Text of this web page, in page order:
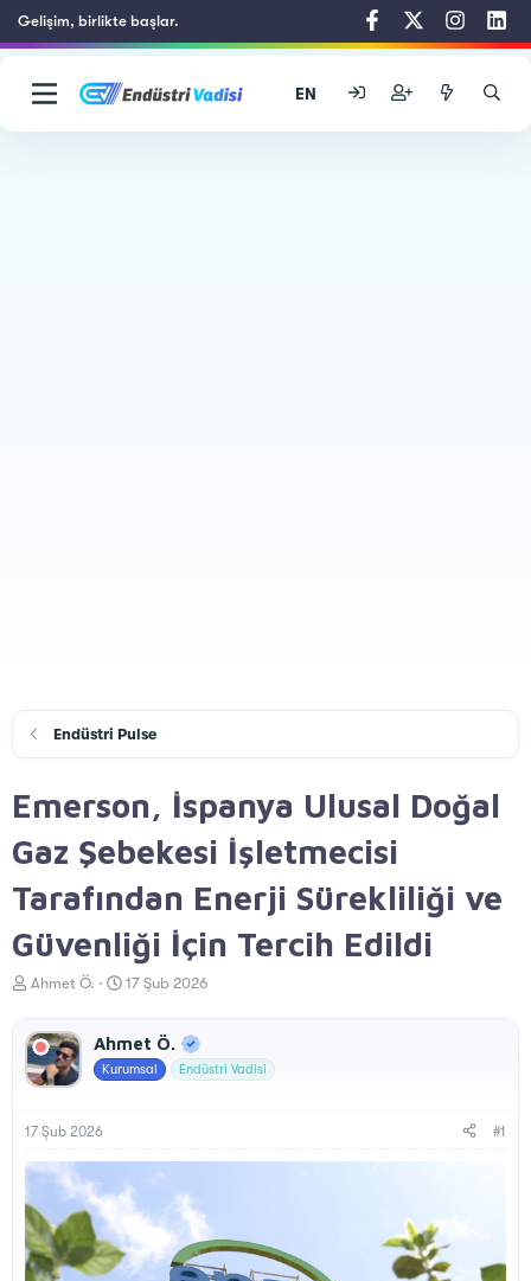
Gelişim, birlikte başlar.
EN
Endüstri Pulse
Emerson, İspanya Ulusal Doğal
Gaz Şebekesi İşletmecisi
Tarafından Enerji Sürekliliği ve
Güvenliği İçin Tercih Edildi
K
u
y
u
a
l
t
a
n
Ahmet Ö.
B
l
a
a
i
h
17 Şub 2026
Ahmet Ö.
Kurumsal Endüstri Vadisi
17 Şub 2026 #1